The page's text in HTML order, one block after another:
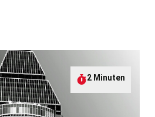
2 Minuten